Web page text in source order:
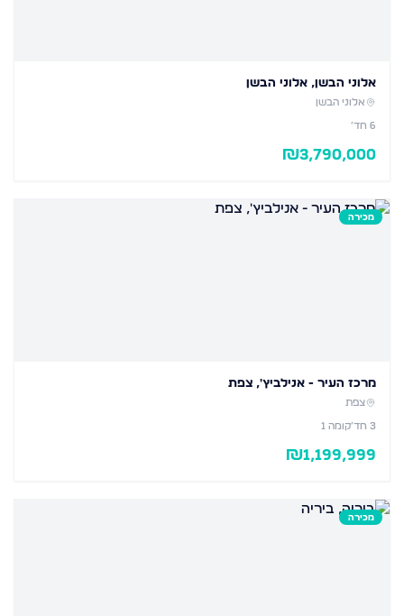
אלוני הבשן, אלוני הבשן
אלוני הבשן
6 חד׳
₪3,790,000
מכירה
מרכז העיר - אנילביץ', צפת
צפת
3 חד׳קומה 1
₪1,199,999
מכירה